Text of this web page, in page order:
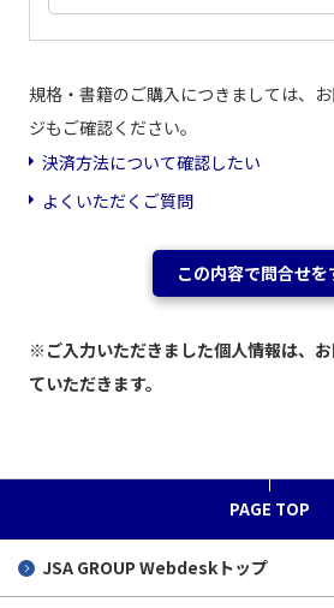
規格・書籍のご購入につきましては、
ジもご確認ください。
決済方法について確認したい
よくいただくご質問
この内容で問合せを
※ご入力いただきました個人情報は、
ていただきます。
PAGE TOP
JSA GROUP Webdeskトップ